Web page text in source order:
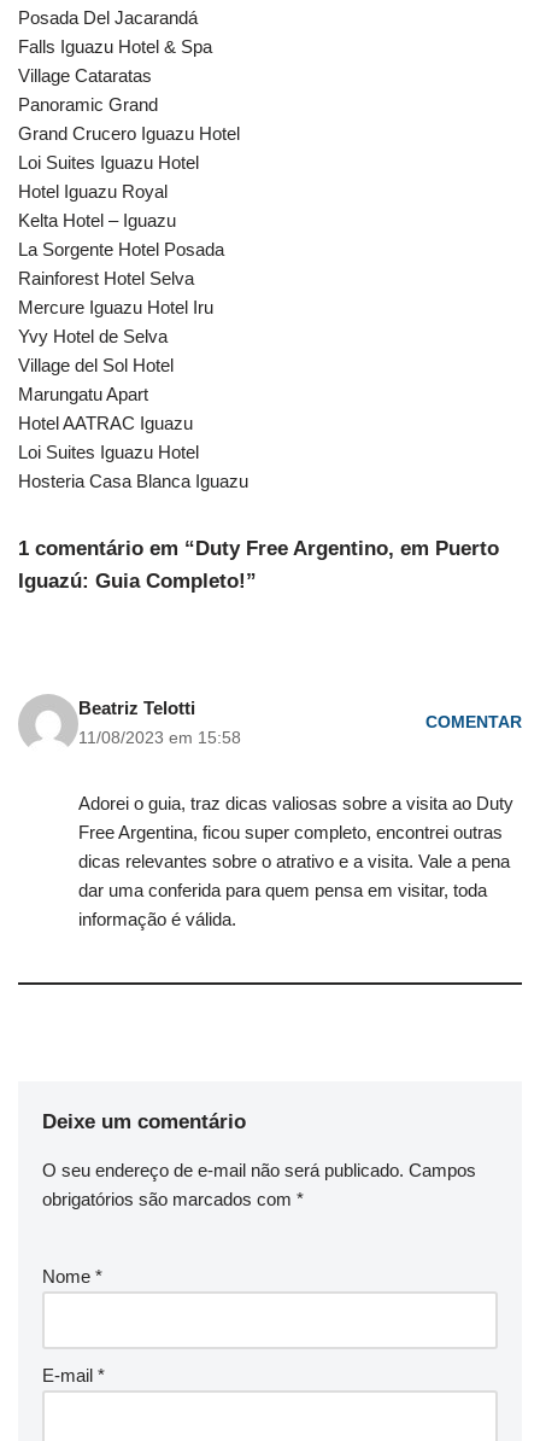
Posada Del Jacarandá
Falls Iguazu Hotel & Spa
Village Cataratas
Panoramic Grand
Grand Crucero Iguazu Hotel
Loi Suites Iguazu Hotel
Hotel Iguazu Royal
Kelta Hotel – Iguazu
La Sorgente Hotel Posada
Rainforest Hotel Selva
Mercure Iguazu Hotel Iru
Yvy Hotel de Selva
Village del Sol Hotel
Marungatu Apart
Hotel AATRAC Iguazu
Loi Suites Iguazu Hotel
Hosteria Casa Blanca Iguazu
1 comentário em “Duty Free Argentino, em Puerto
Iguazú: Guia Completo!”
Beatriz Telotti
11/08/2023 em 15:58
COMENTAR
Adorei o guia, traz dicas valiosas sobre a visita ao Duty
Free Argentina, ficou super completo, encontrei outras
dicas relevantes sobre o atrativo e a visita. Vale a pena
dar uma conferida para quem pensa em visitar, toda
informação é válida.
Deixe um comentário
O seu endereço de e-mail não será publicado. Campos
obrigatórios são marcados com *
Nome *
E-mail *